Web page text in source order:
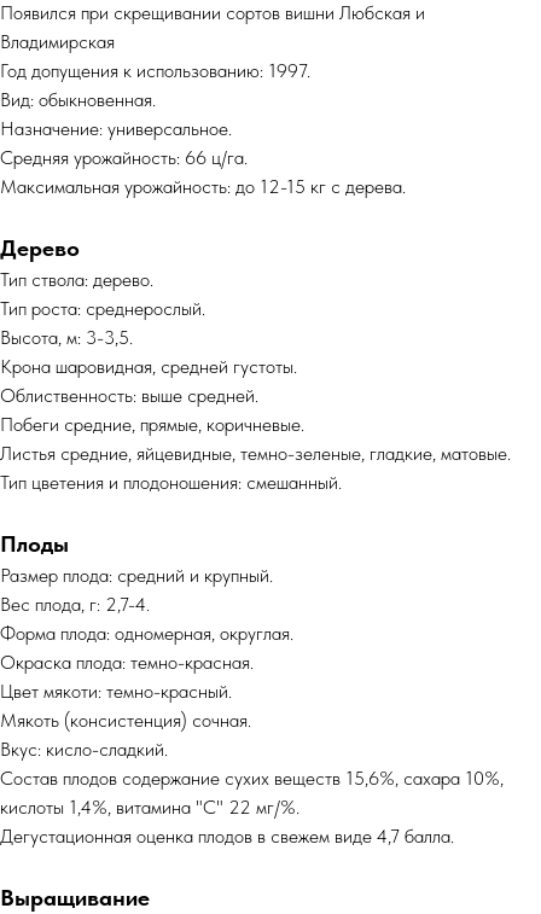
Появился при скрещивании сортов вишни Любская и
Владимирская
Год допущения к использованию: 1997.
Вид: обыкновенная.
Назначение: универсальное.
Средняя урожайность: 66 ц/га.
Максимальная урожайность: до 12-15 кг с дерева.
Дерево
Тип ствола: дерево.
Тип роста: среднерослый.
Высота, м: 3-3,5.
Крона шаровидная, средней густоты.
Облиственность: выше средней.
Побеги средние, прямые, коричневые.
Листья средние, яйцевидные, темно-зеленые, гладкие, матовые.
Тип цветения и плодоношения: смешанный.
Плоды
Размер плода: средний и крупный.
Вес плода, г: 2,7-4.
Форма плода: одномерная, округлая.
Окраска плода: темно-красная.
Цвет мякоти: темно-красный.
Мякоть (консистенция) сочная.
Вкус: кисло-сладкий.
Состав плодов содержание сухих веществ 15,6%, сахара 10%,
кислоты 1,4%, витамина "С" 22 мг/%.
Дегустационная оценка плодов в свежем виде 4,7 балла.
Выращивание